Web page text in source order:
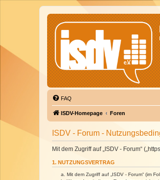
FAQ
ISDV-Homepage Foren
ISDV - Forum -
Mit dem Zugriff auf „ISDV - Forum“
1. NUTZUNGSVERTRAG
Mit dem Zugriff auf „ISDV - Forum“ (im